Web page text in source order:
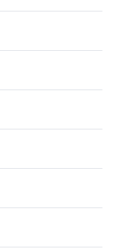
proprii)